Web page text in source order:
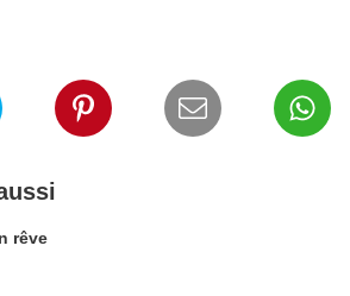
rêve